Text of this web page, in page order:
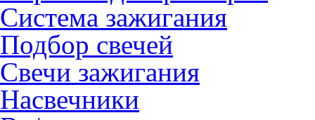
Система зажигания
Подбор свечей
Свечи зажигания
Насвечники